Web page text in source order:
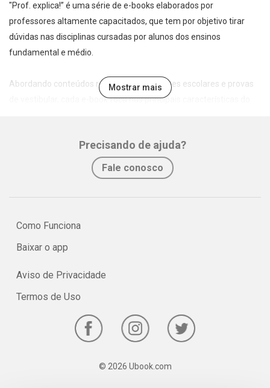
"Prof. explica!” é uma série de e-books elaborados por
professores altamente capacitados, que tem por objetivo tirar
dúvidas nas disciplinas cursadas por alunos dos ensinos
fundamental e médio.
Abordando conteúdos recorrentes em testes escolares e provas
de vestibular, cada e-book foca nas principais características do
No e-book "Prof. explica!” Matemática para o 2º ano do Ensino
Médio serão vistos os principais pontos sobre o Triângulo na
Mostrar mais
Precisando de ajuda?
Fale conosco
Como Funciona
Baixar o app
Aviso de Privacidade
Termos de Uso
© 2026 Ubook.com